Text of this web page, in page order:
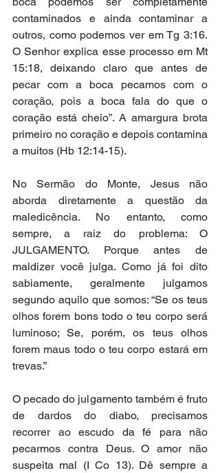
contaminados e ainda contaminar a
outros, como podemos ver em Tg 3:16.
O Senhor explica esse processo em Mt
15:18, deixando claro que antes de
pecar com a boca pecamos com o
coração, pois a boca fala do que o
coração está cheio”. A amargura brota
primeiro no coração e depois contamina
a muitos (Hb 12:14-15).
No Sermão do Monte, Jesus não
aborda diretamente a questão da
maledicência. No entanto, como
sempre, a raiz do problema: O
JULGAMENTO. Porque antes de
maldizer você julga. Como já foi dito
sabiamente, geralmente julgamos
segundo aquilo que somos: “Se os teus
olhos forem bons todo o teu corpo será
luminoso; Se, porém, os teus olhos
forem maus todo o teu corpo estará em
trevas.”
O pecado do julgamento também é fruto
de dardos do diabo, precisamos
recorrer ao escudo da fé para não
pecarmos contra Deus. O amor não
suspeita mal (I Co 13). Dê sempre a